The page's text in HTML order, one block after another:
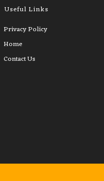
Useful Links
Privacy Policy
Home
Contact Us